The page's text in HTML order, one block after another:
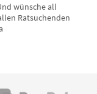
wünsche all
Ratsuchenden